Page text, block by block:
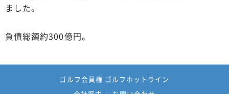
ました。
負債総額約300億円。
ゴルフ会員権 ゴルフホットライン